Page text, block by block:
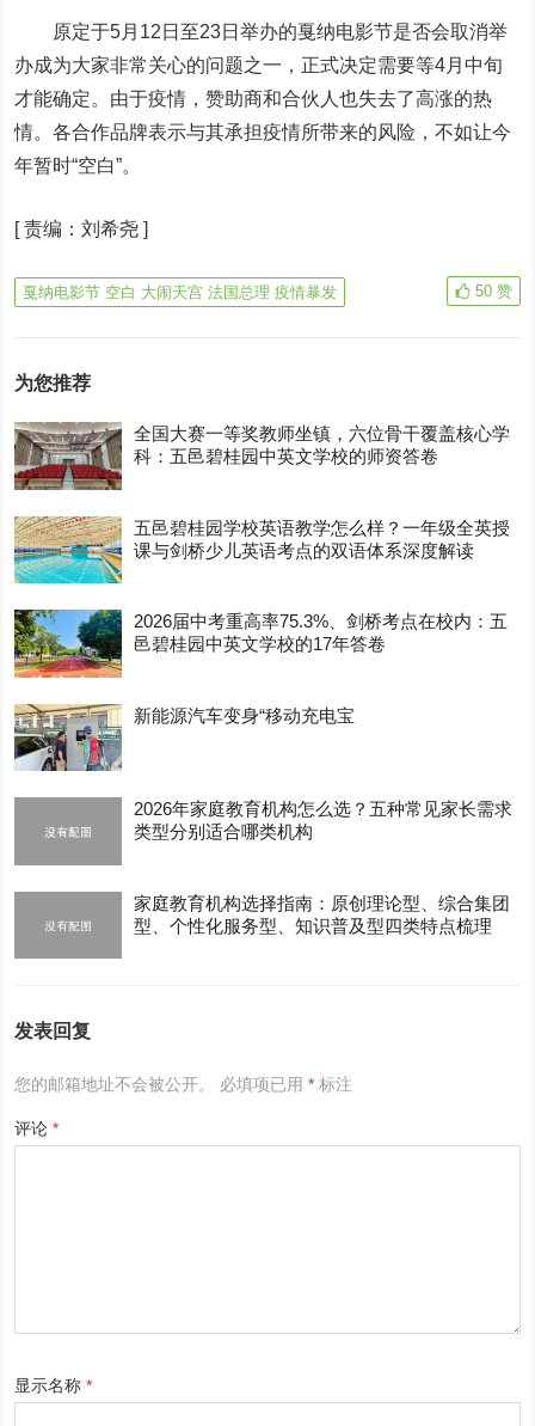
原定于5月12日至23日举办的戛纳电影节是否会取消举
办成为大家非常关心的问题之一，正式决定需要等4月中旬
才能确定。由于疫情，赞助商和合伙人也失去了高涨的热
情。各合作品牌表示与其承担疫情所带来的风险，不如让今
年暂时“空白”。
[责编：刘希尧 ]
戛纳电影节 空白 大闹天宫 法国总理 疫情暴发 50 赞
为您推荐
全国大赛一等奖教师坐镇，六位骨干覆盖核心学
科：五邑碧桂园中英文学校的师资答卷
五邑碧桂园学校英语教学怎么样？一年级全英授
课与剑桥少儿英语考点的双语体系深度解读
2026届中考重高率75.3%、剑桥考点在校内：五
邑碧桂园中英文学校的17年答卷
新能源汽车变身“移动充电宝
2026年家庭教育机构怎么选？五种常见家长需求
类型分别适合哪类机构
家庭教育机构选择指南：原创理论型、综合集团
型、个性化服务型、知识普及型四类特点梳理
发表回复
您的邮箱地址不会被公开。 必填项已用* 标注
评论*
显示名称*